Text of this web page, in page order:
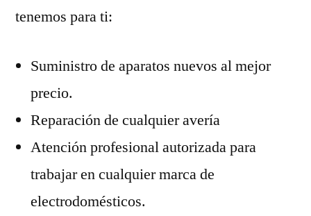
tenemos para ti:
Suministro de aparatos nuevos al mejor
precio.
Reparación de cualquier avería
Atención profesional autorizada para
trabajar en cualquier marca de
electrodomésticos.